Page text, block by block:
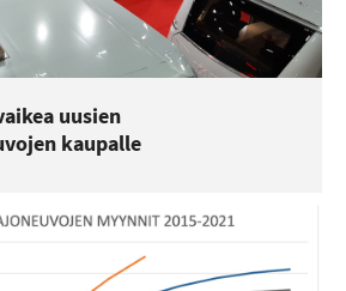
uusien
kaupalle